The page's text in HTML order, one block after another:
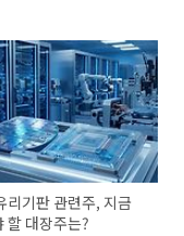
리기판 관련주, 지금
할 대장주는?